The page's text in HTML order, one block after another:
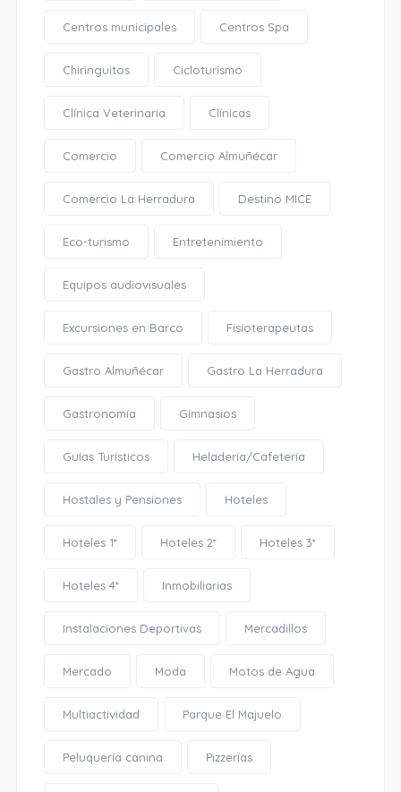
Centros municipales Centros Spa
Chiringuitos Cicloturismo
Clínica Veterinaria Clínicas
Comercio Comercio Almuñécar
Comercio La Herradura Destino MICE
Eco-turismo Entretenimiento
Equipos audiovisuales
Excursiones en Barco Fisioterapeutas
Gastro Almuñécar Gastro La Herradura
Gastronomía Gimnasios
Guías Turísticos Heladería/Cafetería
Hostales y Pensiones Hoteles
Hoteles 1* Hoteles 2* Hoteles 3*
Hoteles 4* Inmobiliarias
Instalaciones Deportivas Mercadillos
Mercado Moda Motos de Agua
Multiactividad Parque El Majuelo
Peluquería canina Pizzerías